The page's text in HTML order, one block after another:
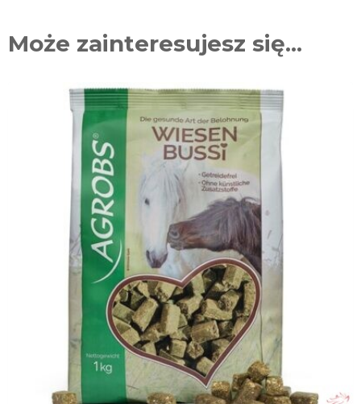
Może zainteresujesz się...